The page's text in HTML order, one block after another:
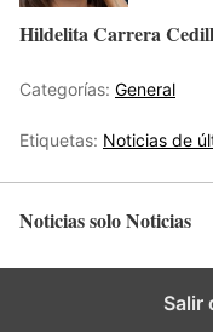
Hildelita Carrera
Categorías: General
Etiquetas: Noticias de
Noticias solo Noticias
Salir